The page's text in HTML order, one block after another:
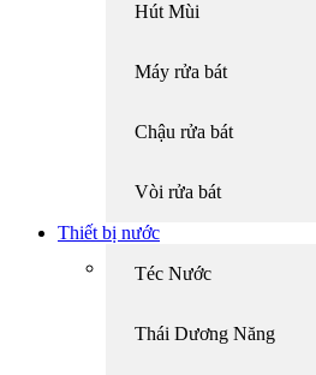
Hút Mùi
Máy rửa bát
Chậu rửa bát
Vòi rửa bát
Thiết bị nước
Téc Nước
Thái Dương Năng